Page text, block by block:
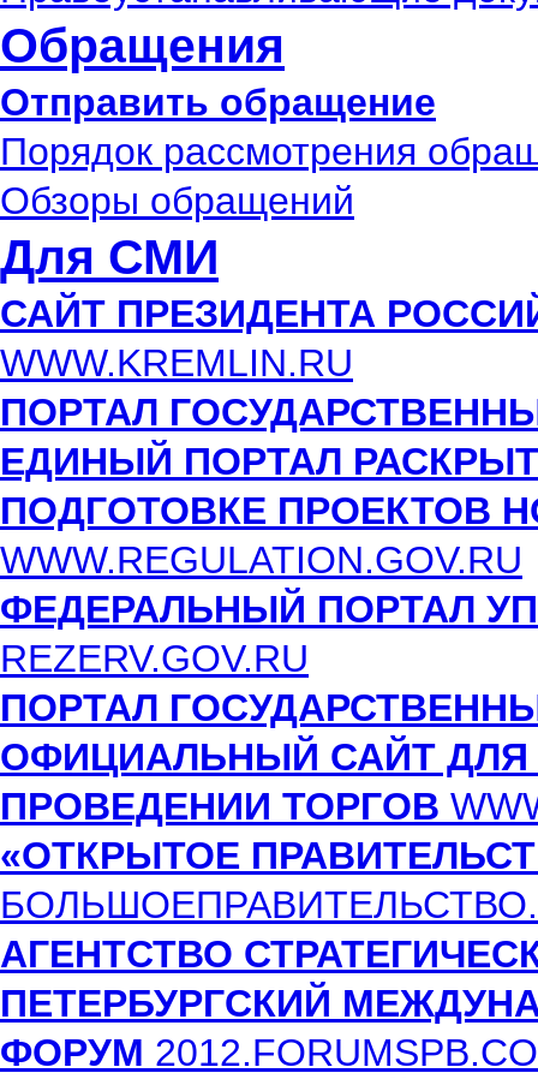
Обращения
Отправить обращение
Порядок рассмотрения
Обзоры обращений
Для СМИ
САЙТ ПРЕЗИДЕНТА
WWW.KREMLIN.RU
ПОРТАЛ
ЕДИНЫЙ ПОРТАЛ
ПОДГОТОВКЕ ПРОЕКТОВ
WWW.REGULATION.GOV.RU
ФЕДЕРАЛЬНЫЙ ПОРТАЛ
REZERV.GOV.RU
ПОРТАЛ
ОФИЦИАЛЬНЫЙ САЙТ
ПРОВЕДЕНИИ ТОРГОВ
«ОТКРЫТОЕ
АГЕНТСТВО
ПЕТЕРБУРГСКИЙ
ФОРУМ